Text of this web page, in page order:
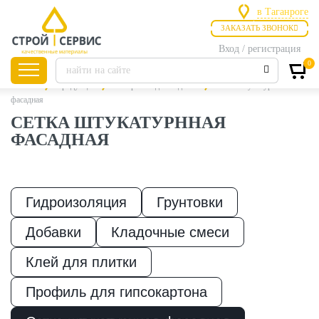
в Таганроге
в Ростове-
в Таганроге
ЗАКАЗАТЬ ЗВОНОК
Вход / регистрация
Листовые
Утепление
Материалы для
отделки
0
Главная Продукция Материалы для отделки
Сетка штукатурнная
фасадная
СЕТКА ШТУКАТУРННАЯ
ФАСАДНАЯ
Гидроизоляция
Грунтовки
Добавки
Кладочные смеси
Клей для плитки
Профиль для гипсокартона